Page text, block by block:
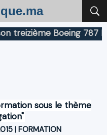
Boeing 787
sous le thème
|FORMATION